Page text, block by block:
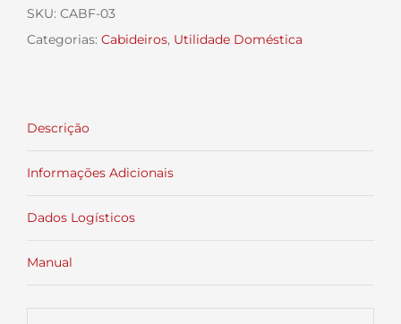
SKU: CABF-03
Categorias: Cabideiros, Utilidade Doméstica
Descrição
Informações Adicionais
Dados Logísticos
Manual